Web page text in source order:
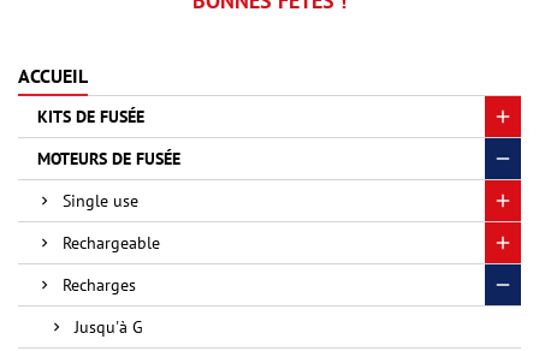
ACCUEIL
KITS DE FUSÉE
MOTEURS DE FUSÉE
Single use
Rechargeable
Recharges
Jusqu'à G